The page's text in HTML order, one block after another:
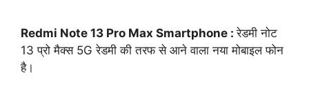
Redmi Note 13 Pro Max Smartphone :रेडमी नोट
13 प्रो मैक्स 5G रेडमी की तरफ से आने वाला नया मोबाइल फोन
है।